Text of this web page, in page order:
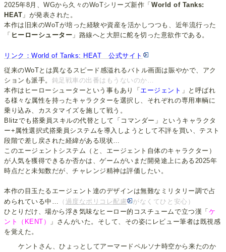
2025年8月、WGから久々のWoTシリーズ新作「 World of Tanks:
HEAT 」が発表された。
本作は旧来のWoTが培った経験や資産を活かしつつも、近年流行った
「 ヒーローシューター 」路線へと大胆に舵を切った意欲作である。
リンク：World of Tanks: HEAT 公式サイト
従来のWoTとは異なるスピード感溢れるバトル画面は賑やかで、アク
ションも派手。 鈍足戦車の出番はもうないのか…
本作はヒーローシューターという事もあり「 エージェント 」と呼ばれ
る様々な属性を持ったキャラクターを選択し、それぞれの専用車輌に
乗り込み、カスタマイズを施して戦う。
Blitzでも搭乗員スキルの代替として「コマンダー」というキャラクタ
ー+属性選択式搭乗員システムを導入しようとして不評を買い、テスト
段階で差し戻された経緯がある現状…
このエージェントシステム（と、エージェント自体のキャラクター）
が人気を獲得できるか否かは、ゲームがいまだ開発途上にある2025年
時点だと未知数だが、チャレンジ精神は評価したい。
本作の目玉たるエージェント達のデザインは無難なミリタリー調で占
められている中… （ 過度なポリコレ配慮
がなくてひと安心）
ひとりだけ、場から浮き気味なヒーロー的コスチュームで立つ漢「 ケ
ント（KENT）
」さんがいた。そして、その姿にレビュー筆者は既視感
を覚えた。
ケントさん、ひょっとしてアーマードペルソナ時空から来たのか